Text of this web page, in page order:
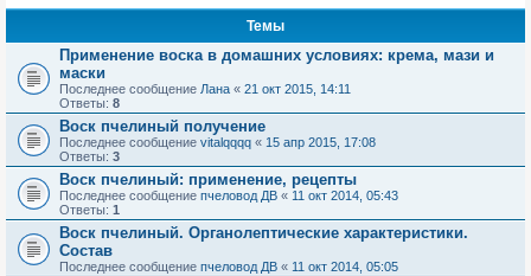
Темы
Применение воска в домашних условиях: крема, мази и
маски
Последнее сообщение Лана « 21 окт 2015, 14:11
Ответы: 8
Воск пчелиный получение
Последнее сообщение vitalqqqq « 15 апр 2015, 17:08
Ответы: 3
Воск пчелиный: применение, рецепты
Последнее сообщение пчеловод ДВ « 11 окт 2014, 05:43
Ответы: 1
Воск пчелиный. Органолептические характеристики.
Состав
Последнее сообщение пчеловод ДВ « 11 окт 2014, 05:05